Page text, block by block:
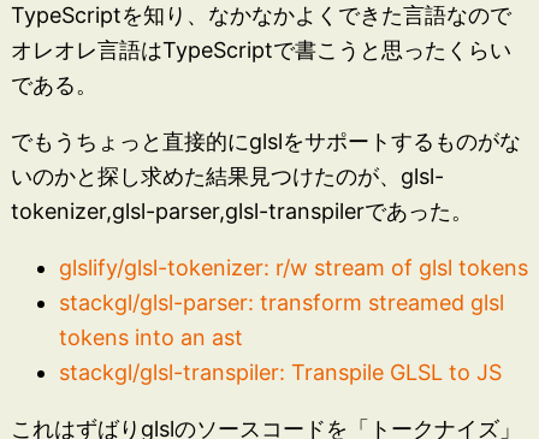
TypeScriptを知り、なかなかよくできた言語なので
オレオレ言語はTypeScriptで書こうと思ったくらい
である。
でもうちょっと直接的にglslをサポートするものがな
いのかと探し求めた結果見つけたのが、glsl-
tokenizer,glsl-parser,glsl-transpilerであった。
glslify/glsl-tokenizer: r/w stream of glsl tokens
stackgl/glsl-parser: transform streamed glsl
tokens into an ast
stackgl/glsl-transpiler: Transpile GLSL to JS
これはずばりglslのソースコードを「トークナイズ」